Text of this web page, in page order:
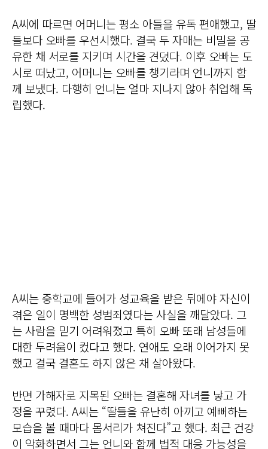
A씨에 따르면 어머니는 평소 아들을 유독 편애했고, 딸
들보다 오빠를 우선시했다. 결국 두 자매는 비밀을 공
유한 채 서로를 지키며 시간을 견뎠다. 이후 오빠는 도
시로 떠났고, 어머니는 오빠를 챙기라며 언니까지 함
께 보냈다. 다행히 언니는 얼마 지나지 않아 취업해 독
립했다.
A씨는 중학교에 들어가 성교육을 받은 뒤에야 자신이
겪은 일이 명백한 성범죄였다는 사실을 깨달았다. 그
는 사람을 믿기 어려워졌고 특히 오빠 또래 남성들에
대한 두려움이 컸다고 했다. 연애도 오래 이어가지 못
했고 결국 결혼도 하지 않은 채 살아왔다.
반면 가해자로 지목된 오빠는 결혼해 자녀를 낳고 가
정을 꾸렸다. A씨는 “딸들을 유난히 아끼고 예뻐하는
모습을 볼 때마다 몸서리가 쳐진다”고 했다. 최근 건강
이 악화하면서 그는 언니와 함께 법적 대응 가능성을